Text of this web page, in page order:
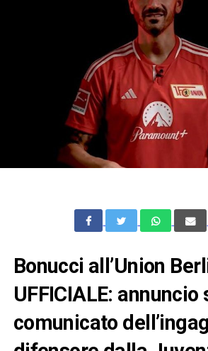
Bonucci all’Union
UFFICIALE: annuncio
comunicato